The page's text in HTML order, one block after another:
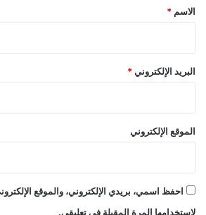
*
الاسم *
البريد الإلكتروني *
الموقع الإلكتروني
احفظ اسمي، بريدي الإلكتروني، والموقع
لاستخدامها المرة المقبلة في تعليقي.